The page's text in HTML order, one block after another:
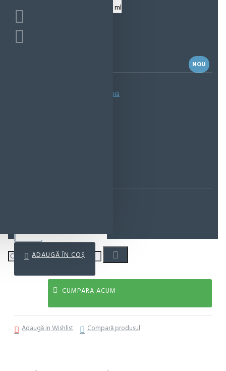
NOU
Spune-ţi opinia
ADAUGĂ ÎN COŞ
CUMPARA ACUM
Adaugă in Wishlist Compară produsul